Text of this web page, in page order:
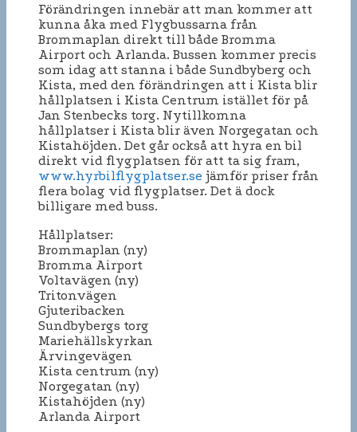
Förändringen innebär att man kommer att
kunna åka med Flygbussarna från
Brommaplan direkt till både Bromma
Airport och Arlanda. Bussen kommer precis
som idag att stanna i både Sundbyberg och
Kista, med den förändringen att i Kista blir
hållplatsen i Kista Centrum istället för på
Jan Stenbecks torg. Nytillkomna
hållplatser i Kista blir även Norgegatan och
Kistahöjden. Det går också att hyra en bil
direkt vid flygplatsen för att ta sig fram,
www.hyrbilflygplatser.se jämför priser från
flera bolag vid flygplatser. Det ä dock
billigare med buss.
Hållplatser:
Brommaplan (ny)
Bromma Airport
Voltavägen (ny)
Tritonvägen
Gjuteribacken
Sundbybergs torg
Mariehällskyrkan
Ärvingevägen
Kista centrum (ny)
Norgegatan (ny)
Kistahöjden (ny)
Arlanda Airport